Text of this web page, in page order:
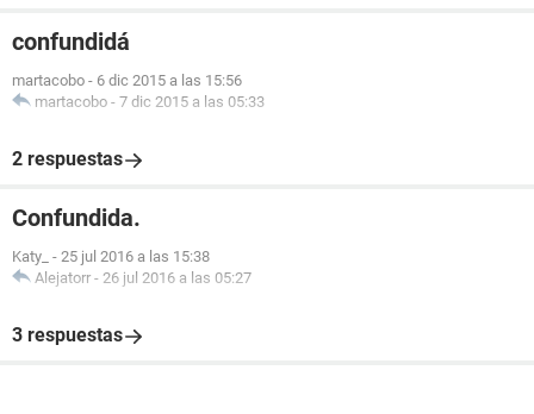
confundidá
martacobo - 6 dic 2015 a las 15:56
martacobo - 7 dic 2015 a las 05:33
2 respuestas
Confundida.
Katy_ - 25 jul 2016 a las 15:38
Alejatorr - 26 jul 2016 a las 05:27
3 respuestas